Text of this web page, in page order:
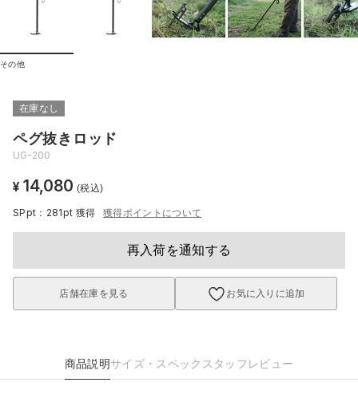
その他
在庫なし
ペグ抜きロッド
UG-200
¥ 14,080 (税込)
SPpt：281pt 獲得 獲得ポイントについて
再入荷を通知する
店舗在庫を見る お気に入りに追加
商品説明サイズ・スペック スタッフレビュー